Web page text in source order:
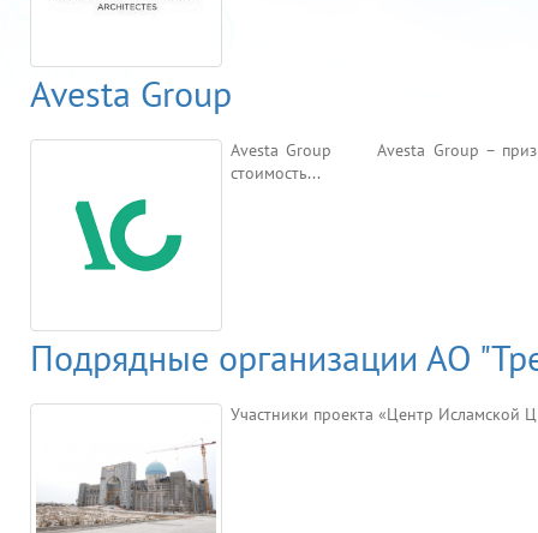
Avesta Group
Avesta Group Avesta Group –
стоимость...
Подрядные организации АО
Участники проекта «Центр Исламской